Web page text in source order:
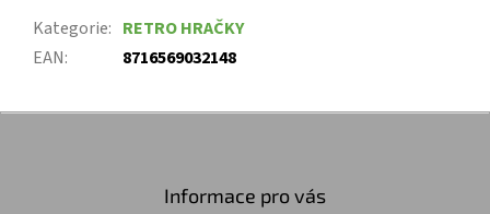
Kategorie: RETRO HRAČKY
EAN: 8716569032148
Z
Informace pro vás